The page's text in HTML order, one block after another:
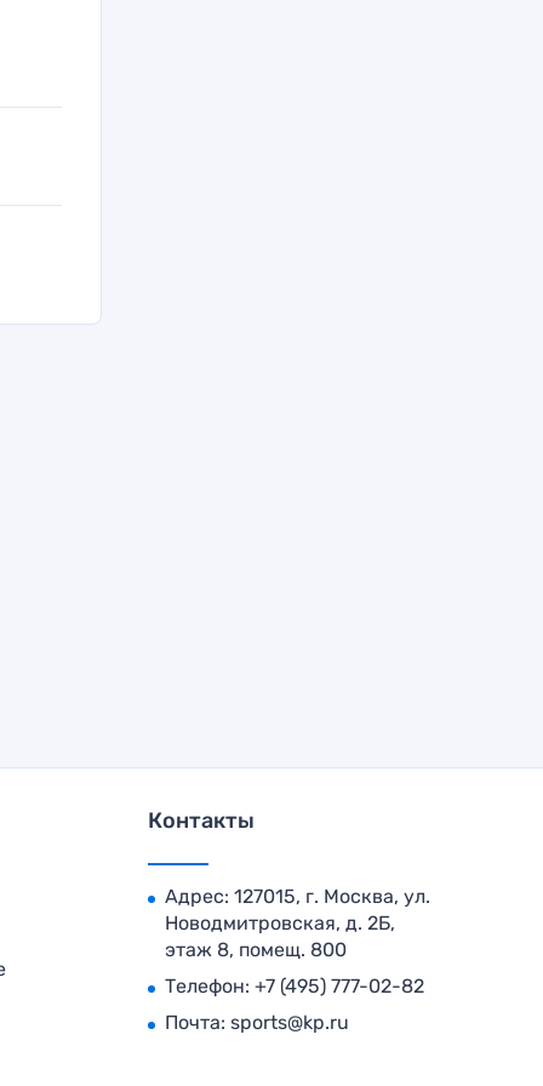
Контакты
Адрес: 127015, г. Москва, ул.
Новодмитровская, д. 2Б,
этаж 8, помещ. 800
Телефон: +7 (495) 777-02-82
Почта: sports@kp.ru